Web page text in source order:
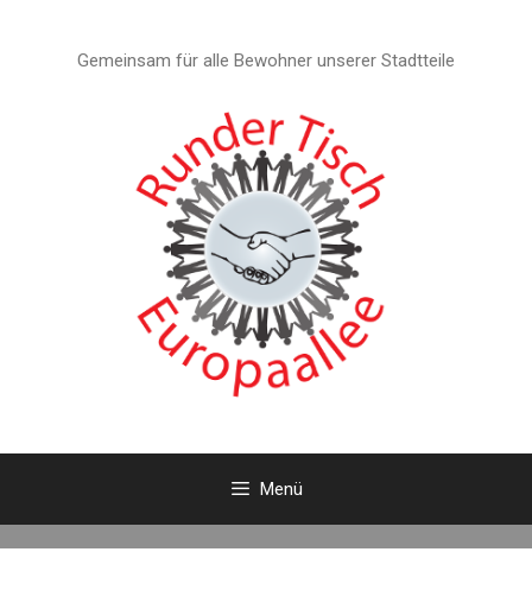
Gemeinsam für alle Bewohner unserer Stadtteile
Menü